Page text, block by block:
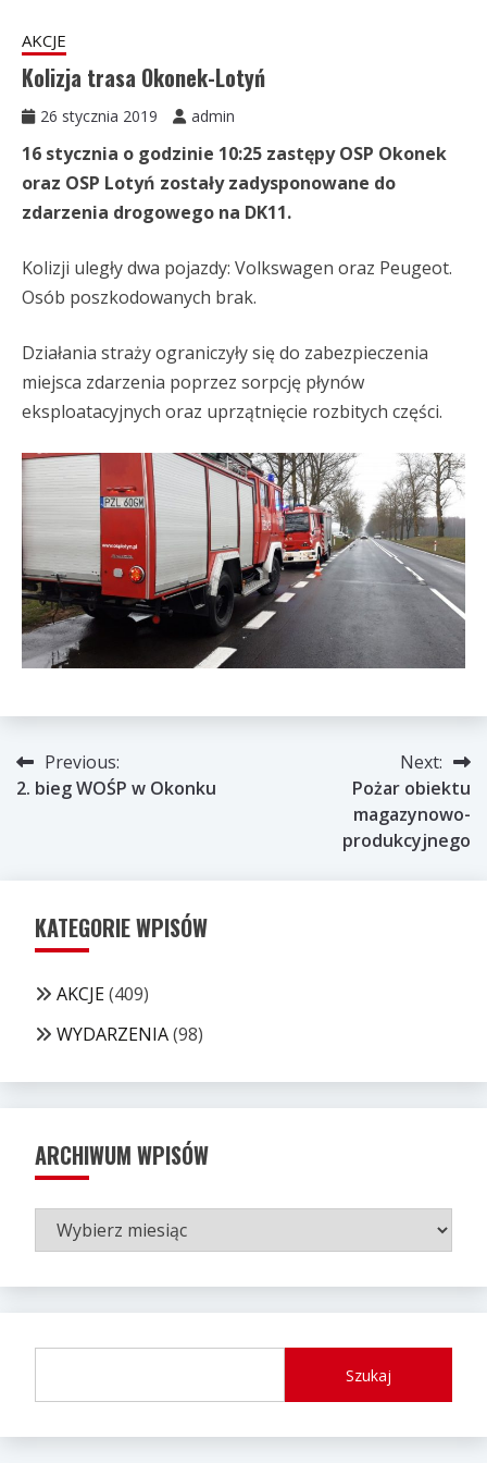
AKCJE
Kolizja trasa Okonek-Lotyń
26 stycznia 2019 admin
16 stycznia o godzinie 10:25 zastępy OSP Okonek
oraz OSP Lotyń zostały zadysponowane do
zdarzenia drogowego na DK11.
Kolizji uległy dwa pojazdy: Volkswagen oraz Peugeot.
Osób poszkodowanych brak.
Działania straży ograniczyły się do zabezpieczenia
miejsca zdarzenia poprzez sorpcję płynów
eksploatacyjnych oraz uprzątnięcie rozbitych części.
Nawigacja
wpisu
Previous:
2. bieg WOŚP w Okonku
Next:
Pożar obiektu
magazynowo-
produkcyjnego
KATEGORIE WPISÓW
AKCJE(409)
WYDARZENIA(98)
ARCHIWUM WPISÓW
ARCHIWUM
WPISÓW
Szukaj